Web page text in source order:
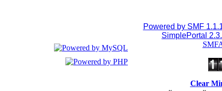
Powered by SMF
SimplePortal
Clear